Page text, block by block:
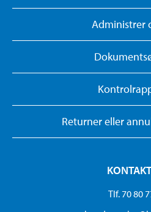
Administrer
Returner eller
Tlf. 70 80